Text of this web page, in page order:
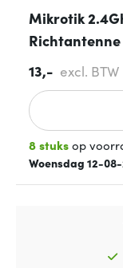
Mikrotik
Richtantenne
13,- excl. BTW
8 stuksop
Woensdag 12-